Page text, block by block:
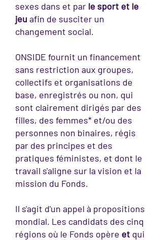
sexes dans et par le sport et le
jeu afin de susciter un
changement social.
ONSIDE fournit un financement
sans restriction aux groupes,
collectifs et organisations de
base, enregistrés ou non, qui
sont clairement dirigés par des
filles, des femmes* et/ou des
personnes non binaires, régis
par des principes et des
pratiques féministes, et dont le
travail s'aligne sur la vision et la
mission du Fonds.
Il s'agit d'un appel à propositions
mondial. Les candidats des cinq
régions où le Fonds opère et qui